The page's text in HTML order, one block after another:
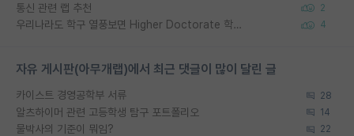
통신 관련 랩 추천 2
우리나라도 학구 열풍보면 Higher Doctorate 학위가 필요하다고 봅니다. 4
자유 게시판(아무개랩)에서 최근 댓글이 많이 달린 글
카이스트 경영공학부 서류 28
알츠하이머 관련 고등학생 탐구 포트폴리오 14
물박사의 기준이 뭐임? 22